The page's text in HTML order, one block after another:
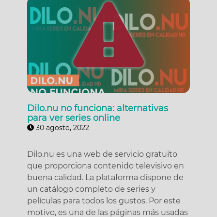
Dilo.nu no funciona: alternativas
para ver series online
30 agosto, 2022
Dilo.nu es una web de servicio gratuito
que proporciona contenido televisivo en
buena calidad. La plataforma dispone de
un catálogo completo de series y
películas para todos los gustos. Por este
motivo, es una de las páginas más usadas